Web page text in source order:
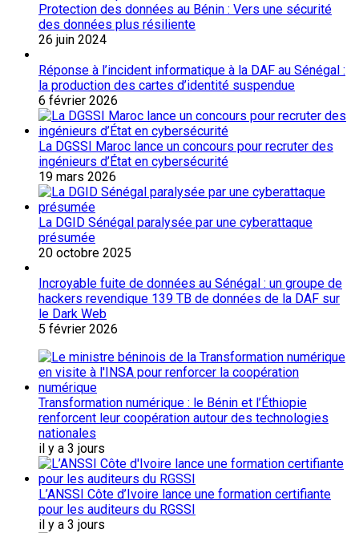
Protection des données au Bénin : Vers une sécurité
des données plus résiliente
26 juin 2024
Réponse à l’incident informatique à la DAF au Sénégal :
la production des cartes d’identité suspendue
6 février 2026
La DGSSI Maroc lance un concours pour recruter des
ingénieurs d’État en cybersécurité
19 mars 2026
La DGID Sénégal paralysée par une cyberattaque
présumée
20 octobre 2025
Incroyable fuite de données au Sénégal : un groupe de
hackers revendique 139 TB de données de la DAF sur
le Dark Web
5 février 2026
Transformation numérique : le Bénin et l’Éthiopie
renforcent leur coopération autour des technologies
nationales
il y a 3 jours
L’ANSSI Côte d’Ivoire lance une formation certifiante
pour les auditeurs du RGSSI
il y a 3 jours